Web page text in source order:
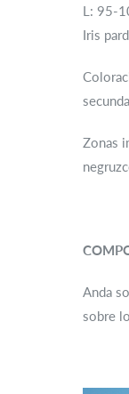
L: 95-
Iris
Zonas
Anda
sobre